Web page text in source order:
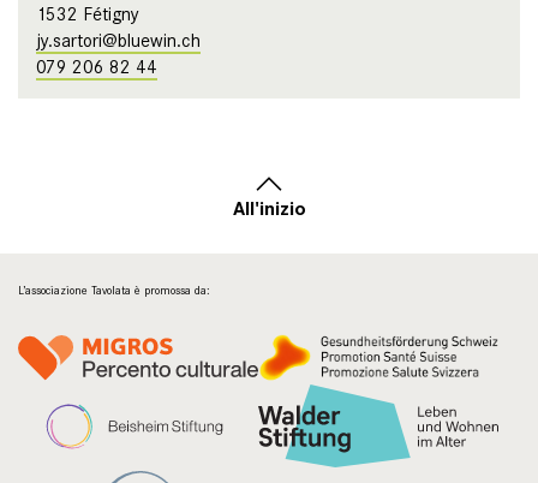
1532 Fétigny
jy.sartori@bluewin.ch
079 206 82 44
All'inizio
L’associazione Tavolata è promossa da: